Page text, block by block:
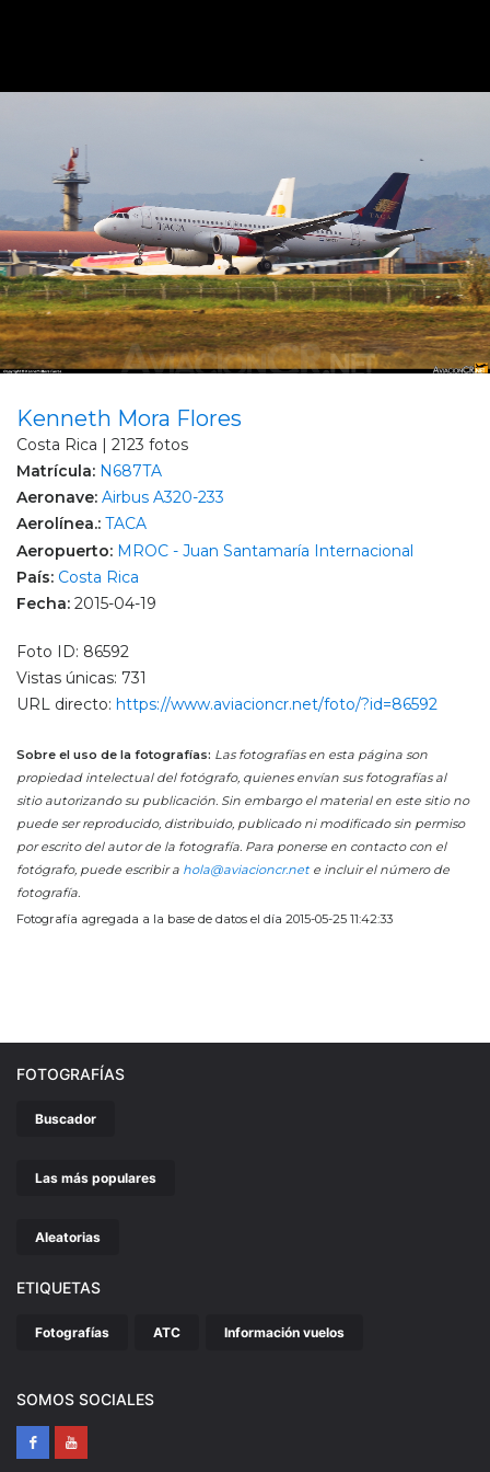
Kenneth Mora Flores
Costa Rica | 2123 fotos
Matrícula: N687TA
Aeronave: Airbus A320-233
Aerolínea.: TACA
Aeropuerto: MROC - Juan Santamaría Internacional
País: Costa Rica
Fecha: 2015-04-19
Foto ID: 86592
Vistas únicas: 731
URL directo: https://www.aviacioncr.net/foto/?id=86592
Sobre el uso de la fotografías: Las fotografías en esta página son
propiedad intelectual del fotógrafo, quienes envían sus fotografías al
sitio autorizando su publicación. Sin embargo el material en este sitio no
puede ser reproducido, distribuido, publicado ni modificado sin permiso
por escrito del autor de la fotografía. Para ponerse en contacto con el
fotógrafo, puede escribir a hola@aviacioncr.nete incluir el número de
fotografía.
Fotografía agregada a la base de datos el día 2015-05-25 11:42:33
FOTOGRAFÍAS
Buscador
Las más populares
Aleatorias
ETIQUETAS
Fotografías ATC Información vuelos
SOMOS SOCIALES